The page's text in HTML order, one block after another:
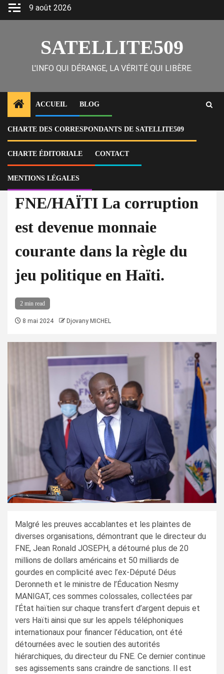
Skip
9 août 2026
SATELLITE509
L'INFO QUI DÉRANGE, LA VÉRITÉ QUI LIBÈRE.
ACCUEIL BLOG
CHARTE DES CORRESPONDANTS DE SATELLITE509
CHARTE ÉDITORIALE CONTACT
MENTIONS LÉGALES
Home
Actu
FNE/HAÏTI La corruption est devenue monnaie courante dans la règle
du jeu politique en Haïti.
À la Une Actu
FNE/HAÏTI La corruption
est devenue monnaie
courante dans la règle du
jeu politique en Haïti.
2 min read
8 mai 2024 Djovany MICHEL
Malgré les preuves accablantes et les plaintes de
diverses organisations, démontrant que le directeur du
FNE, Jean Ronald JOSEPH, a détourné plus de 20
millions de dollars américains et 50 milliards de
gourdes en complicité avec l’ex-Député Déus
Deronneth et le ministre de l’Éducation Nesmy
MANIGAT, ces sommes colossales, collectées par
l’État haïtien sur chaque transfert d’argent depuis et
vers Haïti ainsi que sur les appels téléphoniques
internationaux pour financer l’éducation, ont été
détournées avec le soutien des autorités
hiérarchiques, du directeur du FNE. Ce dernier continue
ses agissements sans craindre de sanctions. Il est